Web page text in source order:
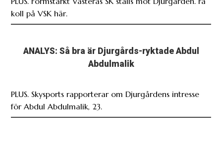
koll på VSK här.
ANALYS: Så bra är Djurgårds-ryktade Abdul
Abdulmalik
PLUS. Skysports rapporterar om Djurgårdens intresse
för Abdul Abdulmalik, 23.